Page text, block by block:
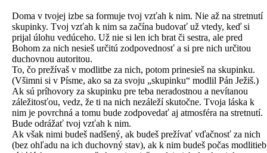
Doma v tvojej izbe sa formuje tvoj vzťah k nim. Nie až na stretnutí
skupinky. Tvoj vzťah k nim sa začína budovať už vtedy, keď si
prijal úlohu vedúceho. Už nie si len ich brat či sestra, ale pred
Bohom za nich nesieš určitú zodpovednosť a si pre nich určitou
duchovnou autoritou.
To, čo prežívaš v modlitbe za nich, potom prinesieš na skupinku.
(Všimni si v Písme, ako sa za svoju „skupinku“ modlil Pán Ježiš.)
Ak sú príhovory za skupinku pre teba neradostnou a nevítanou
záležitosťou, vedz, že ti na nich nezáleží skutočne. Tvoja láska k
nim je povrchná a tomu bude zodpovedať aj atmosféra na stretnutí.
Bude odrážať tvoj vzťah k nim.
Ak však nimi budeš nadšený, ak budeš prežívať vďačnosť za nich
(bez ohľadu na ich duchovný stav), ak k nim budeš počas modlitieb